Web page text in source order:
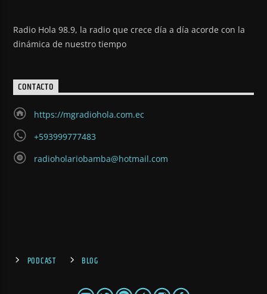
Radio Hola 98.9, la radio que crece día a día acorde con la
dinámica de nuestro tiempo
CONTACTO
https://mgradiohola.com.ec
+593999777483
radioholariobamba@hotmail.com
PODCAST BLOG